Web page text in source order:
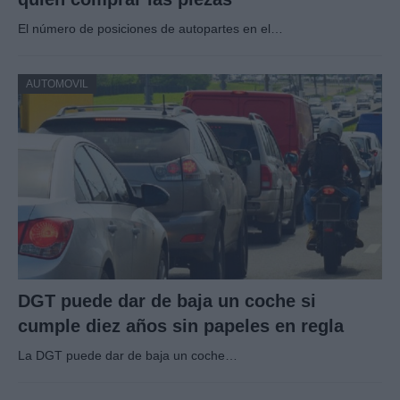
El número de posiciones de autopartes en el…
AUTOMOVIL
DGT puede dar de baja un coche si
cumple diez años sin papeles en regla
La DGT puede dar de baja un coche…